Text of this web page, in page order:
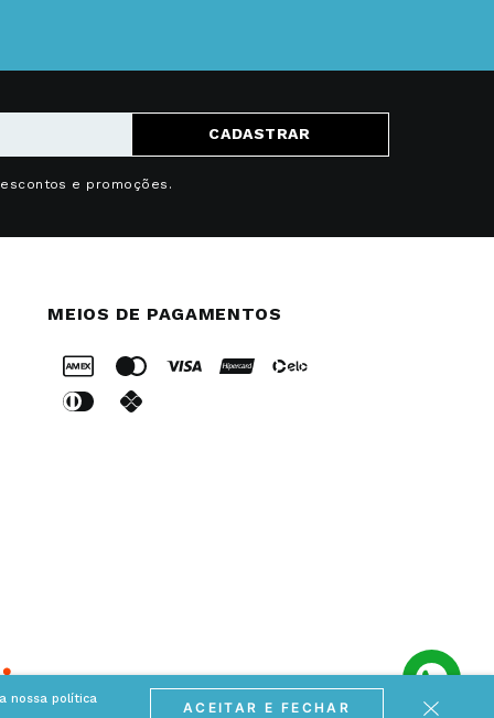
nossa política
ACEITAR E FECHAR
CADASTRAR
e promoções.
MEIOS DE PAGAMENTOS